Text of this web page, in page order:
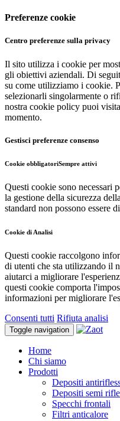
Preferenze cookie
Centro preferenze sulla privacy
Il sito utilizza i cookie per
gli obiettivi aziendali. Di
su come utilizziamo i cookie.
selezionarli singolarmente o
nostra cookie policy puoi
momento.
Gestisci preferenze consenso
Cookie obbligatoriSempre attivi
Questi cookie sono necessari
la gestione della sicurezza
standard non possono essere
Cookie di Analisi
Questi cookie raccolgono
di utenti che sta utilizzando il
aiutarci a migliorare
questi cookie comporta
informazioni per migliorare
Consenti tutti Rifiuta analisi
Toggle navigation
Home
Chi siamo
Prodotti
Depositi
Depositi semi
Specchi frontali
Filtri anticalore